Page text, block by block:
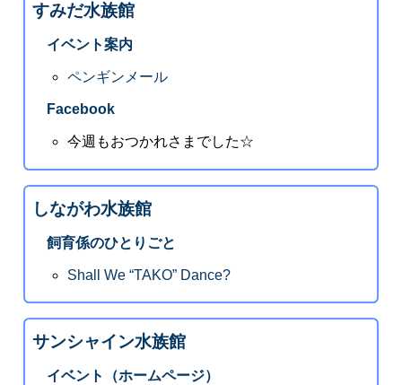
すみだ水族館
イベント案内
ペンギンメール
Facebook
今週もおつかれさまでした☆
しながわ水族館
飼育係のひとりごと
Shall We “TAKO” Dance?
サンシャイン水族館
イベント（ホームページ）